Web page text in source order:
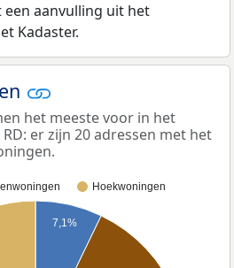
aanvulling uit het
Kadaster.
het meeste voor in het
er zijn 20 adressen met het
Hoekwoningen
7,1%